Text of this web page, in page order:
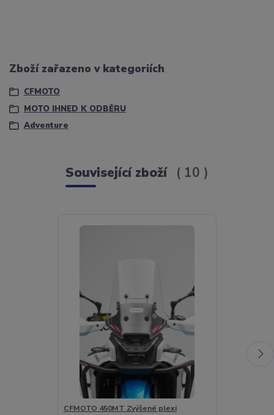
Zboží zařazeno v kategoriích
CFMOTO
MOTO IHNED K ODBĚRU
Adventure
Související zboží 10
CFMOTO 450MT Zvýšené plexi